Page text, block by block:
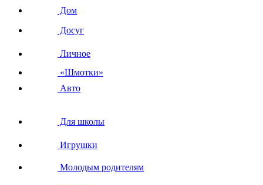
Дом
Досуг
Личное
«Шмотки»
Авто
Для школы
Игрушки
Молодым родителям